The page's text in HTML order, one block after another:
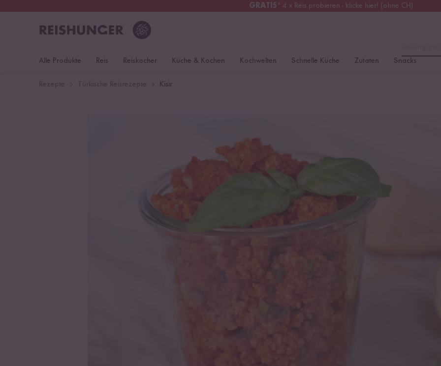
GRATIS* 4 x Reis probieren - klicke hier! (ohne CH)
Kostenloser Versand
Alle Produkte
Reis Reiskocher Küche & Kochen Kochwelten Schnelle Küche Zutaten Snacks
Kisir